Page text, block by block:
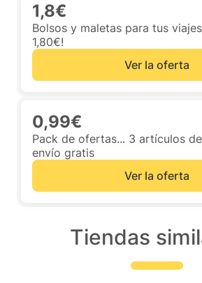
1,8€
Bolsos y maletas para tus
1,80€!
Ver la oferta
0,99€
Pack de ofertas... 3 artículos
envío gratis
Ver la oferta
Tiendas